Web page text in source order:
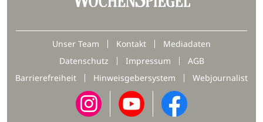
Unser Team Kontakt
Mediadaten
Datenschutz
Impressum
AGB
Barrierefreiheit
Hinweisgebersystem Webjournalist